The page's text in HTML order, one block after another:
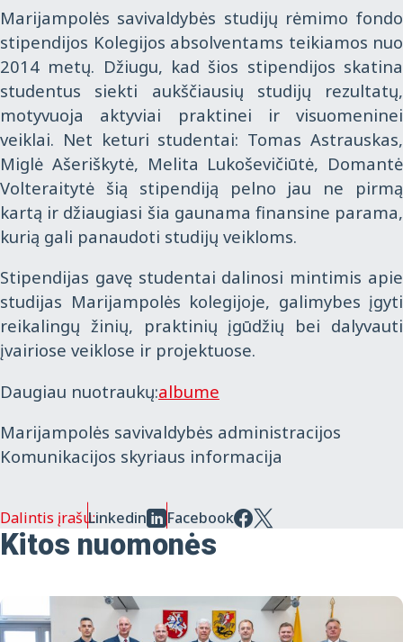
Marijampolės savivaldybės studijų rėmimo fondo
stipendijos Kolegijos absolventams teikiamos nuo
2014 metų. Džiugu, kad šios stipendijos skatina
studentus siekti aukščiausių studijų rezultatų,
motyvuoja aktyviai praktinei ir visuomeninei
veiklai. Net keturi studentai: Tomas Astrauskas,
Miglė Ašeriškytė, Melita Lukoševičiūtė, Domantė
Volteraitytė šią stipendiją pelno jau ne pirmą
kartą ir džiaugiasi šia gaunama finansine parama,
kurią gali panaudoti studijų veikloms.
Stipendijas gavę studentai dalinosi mintimis apie
studijas Marijampolės kolegijoje, galimybes įgyti
reikalingų žinių, praktinių įgūdžių bei dalyvauti
įvairiose veiklose ir projektuose.
Daugiau nuotraukų:albume
Marijampolės savivaldybės administracijos
Komunikacijos skyriaus informacija
Dalintis įrašu:Linkedin Facebook
Kitos nuomonės